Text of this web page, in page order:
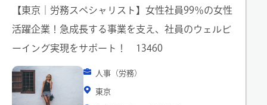
エリア
年収
【東京｜労務スペシャリスト】女性社員99％の女性
活躍企業！急成長する事業を支え、社員のウェルビ
ーイング実現をサポート！ 13460
人事（労務）
東京